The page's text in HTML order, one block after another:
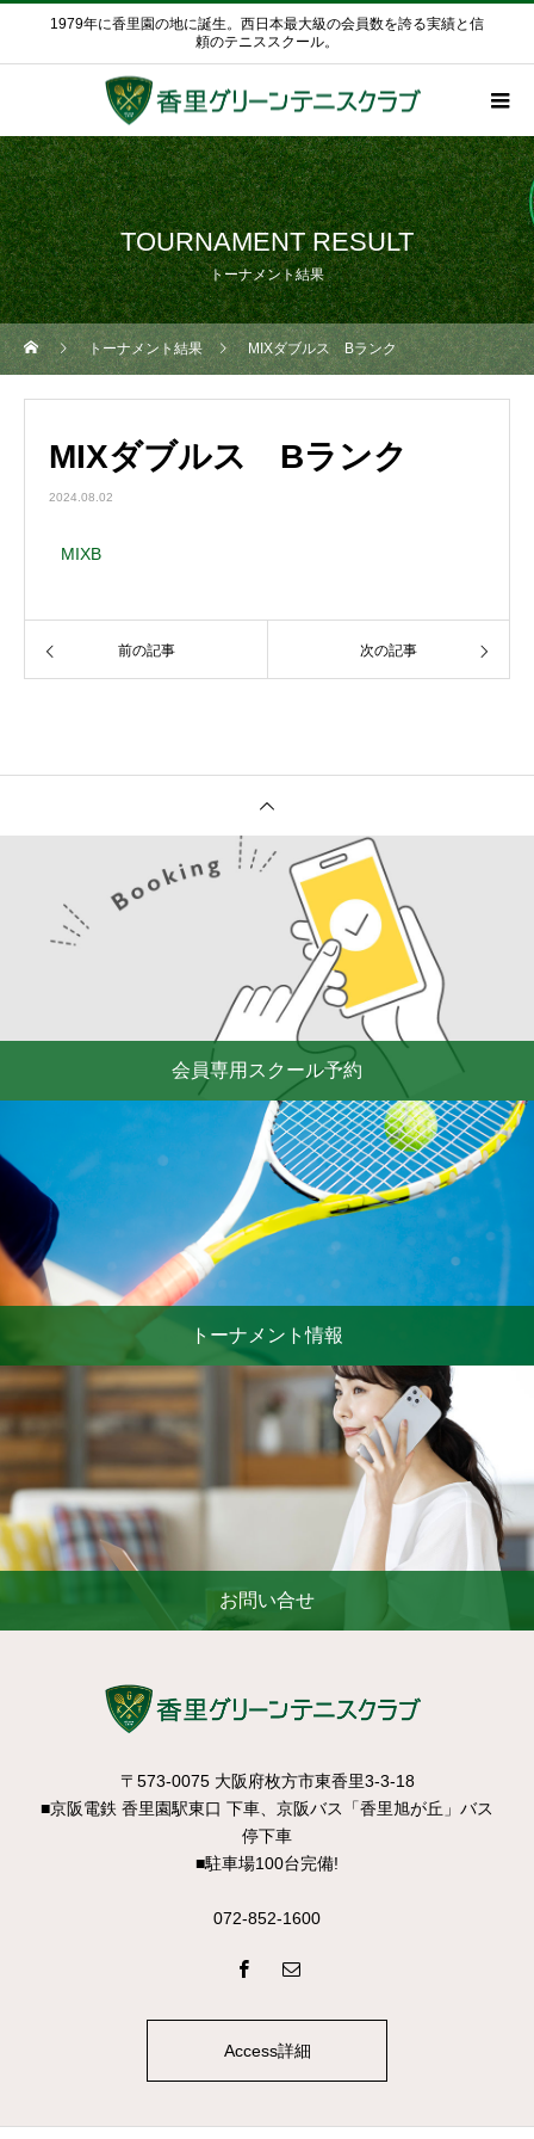
1979年に香里園の地に誕生。西日本最大級の会員数を誇る実績と信
頼のテニススクール。
TOURNAMENT RESULT
トーナメント結果
トーナメント結果 MIXダブルス Bランク
MIXダブルス Bランク
2024.08.02
MIXB
前の記事 次の記事
会員専用スクール予約
トーナメント情報
お問い合せ
〒573-0075 大阪府枚方市東香里3-3-18
■京阪電鉄 香里園駅東口 下車、京阪バス「香里旭が丘」バス
停下車
■駐車場100台完備!
072-852-1600
Access詳細